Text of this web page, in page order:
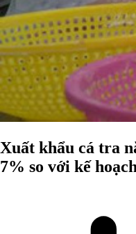
Xuất khẩu cá tra
7% so với kế hoạch